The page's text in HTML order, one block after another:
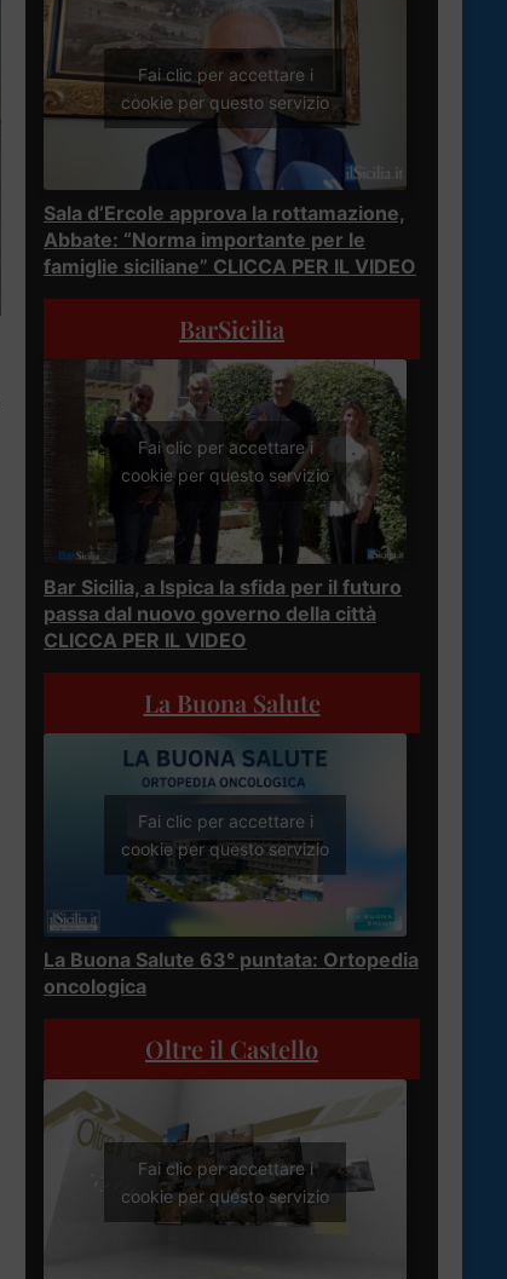
Fai clic per accettare i
cookie per questo servizio
Sala d’Ercole approva la rottamazione,
Abbate: “Norma importante per le
famiglie siciliane” CLICCA PER IL VIDEO
BarSicilia
Fai clic per accettare i
cookie per questo servizio
Bar Sicilia, a Ispica la sfida per il futuro
passa dal nuovo governo della città
CLICCA PER IL VIDEO
La Buona Salute
Fai clic per accettare i
cookie per questo servizio
La Buona Salute 63° puntata: Ortopedia
oncologica
Oltre il Castello
Fai clic per accettare i
cookie per questo servizio